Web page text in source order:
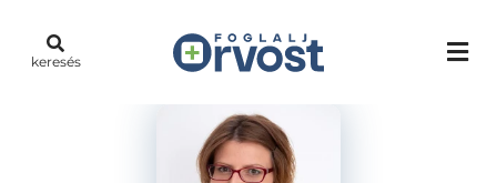
keresés